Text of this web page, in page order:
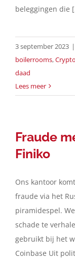
beleggingen die
3 september 2023 |
boilerrooms,
daad
Lees meer
Fraude
Finiko
Ons kantoor
fraude via het
piramidespel.
schade te
gebruikt bij het
Coinbase Uit